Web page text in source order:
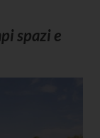
spazi e